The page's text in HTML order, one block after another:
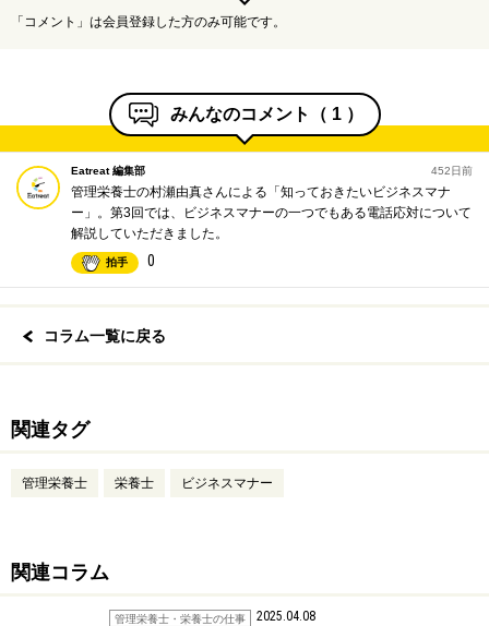
「コメント」は会員登録した方のみ可能です。
みんなのコメント（ 1 ）
Eatreat 編集部 452日前
管理栄養士の村瀬由真さんによる「知っておきたいビジネスマナ
ー」。第3回では、ビジネスマナーの一つでもある電話応対について
解説していただきました。
拍手 0
コラム一覧に戻る
関連タグ
管理栄養士 栄養士 ビジネスマナー
関連コラム
管理栄養士・栄養士の仕事 2025.04.08